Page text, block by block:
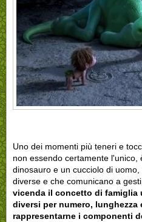
Uno dei momenti più teneri e
non essendo certamente l'unico,
dinosauro e un cucciolo di
diverse e che comunicano a
vicenda il concetto di
diversi per numero, lunghezza
rappresentarne i componenti